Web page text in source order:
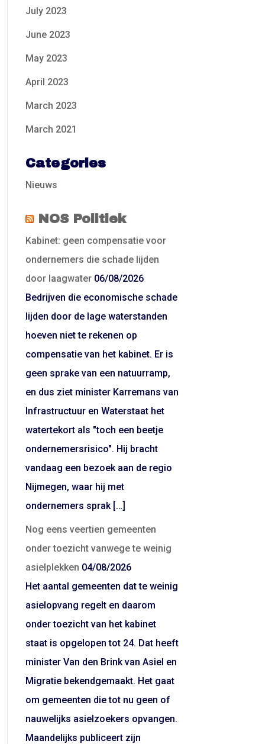
July 2023
June 2023
May 2023
April 2023
March 2023
March 2021
Categories
Nieuws
NOS Politiek
Kabinet: geen compensatie voor
ondernemers die schade lijden
door laagwater 06/08/2026
Bedrijven die economische schade
lijden door de lage waterstanden
hoeven niet te rekenen op
compensatie van het kabinet. Er is
geen sprake van een natuurramp,
en dus ziet minister Karremans van
Infrastructuur en Waterstaat het
watertekort als "toch een beetje
ondernemersrisico". Hij bracht
vandaag een bezoek aan de regio
Nijmegen, waar hij met
ondernemers sprak […]
Nog eens veertien gemeenten
onder toezicht vanwege te weinig
asielplekken 04/08/2026
Het aantal gemeenten dat te weinig
asielopvang regelt en daarom
onder toezicht van het kabinet
staat is opgelopen tot 24. Dat heeft
minister Van den Brink van Asiel en
Migratie bekendgemaakt. Het gaat
om gemeenten die tot nu geen of
nauwelijks asielzoekers opvangen.
Maandelijks publiceert zijn